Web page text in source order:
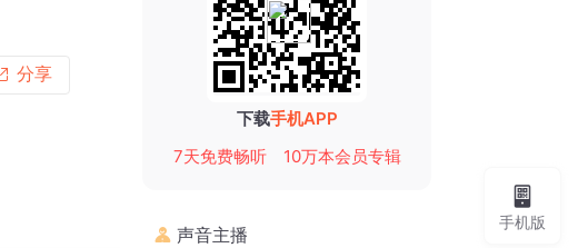
分享
下载手机APP
7天免费畅听
10万本会员专辑
声音主播
手机版